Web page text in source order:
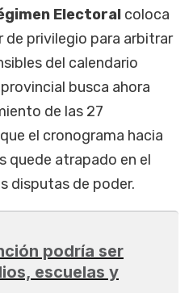
Electoral coloca
de privilegio para arbitrar
del calendario
busca ahora
de las 27
el cronograma hacia
quede atrapado en el
disputas de poder.
podría ser
escuelas y